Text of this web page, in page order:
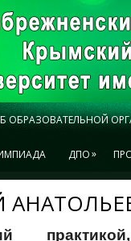
ОБРАЗОВАТЕЛЬНОЙ
ДПО»